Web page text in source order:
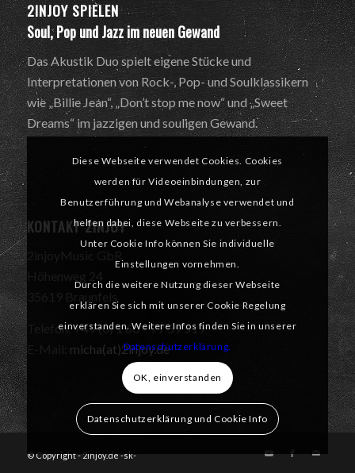
2INJOY SPIELEN
Soul, Pop und Jazz im neuen Gewand
Das Akustik Duo spielt eigene Stücke und
Interpretationen von Rock-, Pop- und Soulklassikern
wie „Billie Jean“, „Don’t stop me now“ und „Sweet
Dreams“ im jazzigen und souligen Gewand.
KONTAKT 2INJOY
2injoyMusic GbR
35619 Braunfels
Telefon: +49 (0) 1 60 – 77 59 519
E-Mail: micha(at)2injoy.de
© Copyright - 2injoy.de -sk-
Diese Webseite verwendet Cookies. Cookies
werden für Videoeinbindungen, zur
Benutzerführung und Webanalyse verwendet und
helfen dabei, diese Webseite zu verbessern.
Unter Cookie Info können Sie individuelle
Einstellungen vornehmen.
Durch die weitere Nutzung dieser Webseite
erklären Sie sich mit unserer Cookie Regelung
einverstanden. Weitere Infos finden Sie in unserer
Datenschutzerklärung.
OK, einverstanden
Datenschutzerklärung und Cookie Info